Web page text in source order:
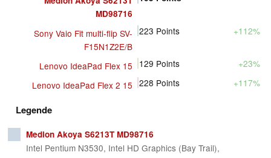
MD98716
Sony Vaio Fit multi-flip SV-
F15N1Z2E/B
223 Points +112%
Lenovo IdeaPad Flex 15 129 Points
+23%
Lenovo IdeaPad Flex 2 15 228 Points +117%
Legende
Medion Akoya S6213T MD98716
Intel Pentium N3530, Intel HD Graphics (Bay Trail),